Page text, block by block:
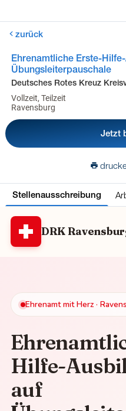
zurück
Ehrenamtliche Erste-
Übungsleiterpauschale
Deutsches Rotes Kreuz
Vollzeit, Teilzeit
Ravensburg
Jetzt
Stellenausschreibung